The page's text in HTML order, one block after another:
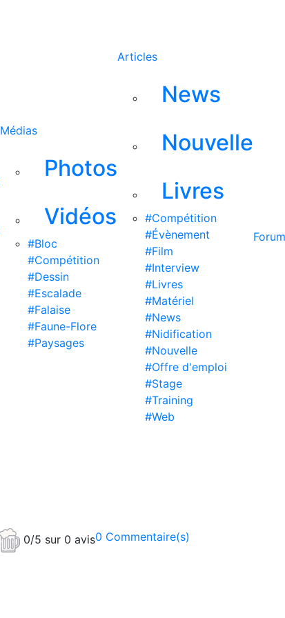
Médias
Photos
Vidéos
#Bloc
#Compétition
#Dessin
#Escalade
#Falaise
#Faune-Flore
#Paysages
Articles
News
Nouvelle
Livres
#Compétition
#Évènement
#Film
#Interview
#Livres
#Matériel
#News
#Nidification
#Nouvelle
#Offre d'emploi
#Stage
#Training
#Web
Forum
0 Commentaire(s)
0/5 sur 0 avis